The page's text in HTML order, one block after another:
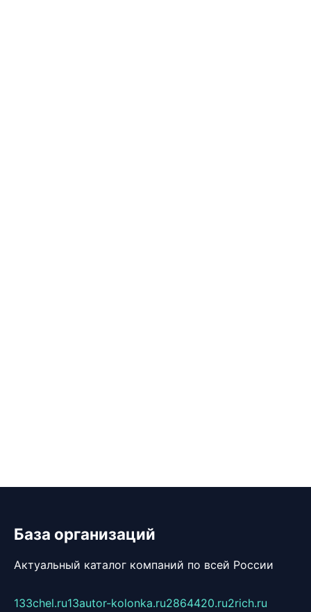
База организаций
Актуальный каталог компаний по всей России
133chel.ru13autor-kolonka.ru2864420.ru2rich.ru